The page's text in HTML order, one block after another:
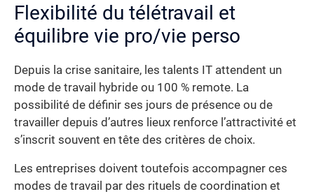
Flexibilité du télétravail et
équilibre vie pro/vie perso
Depuis la crise sanitaire, les talents IT attendent un
mode de travail hybride ou 100 % remote. La
possibilité de définir ses jours de présence ou de
travailler depuis d’autres lieux renforce l’attractivité et
s’inscrit souvent en tête des critères de choix.
Les entreprises doivent toutefois accompagner ces
modes de travail par des rituels de coordination et